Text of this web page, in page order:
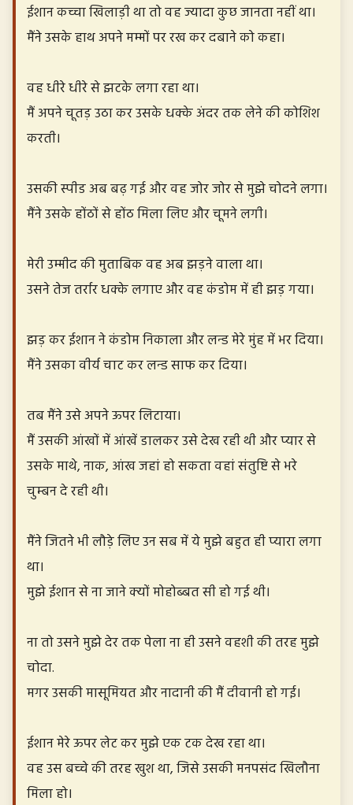
ईशान कच्चा खिलाड़ी था तो वह ज्यादा कुछ जानता नहीं था।
मैंने उसके हाथ अपने मम्मों पर रख कर दबाने को कहा।
वह धीरे धीरे से झटके लगा रहा था।
मैं अपने चूतड़ उठा कर उसके धक्के अंदर तक लेने की कोशिश
करती।
उसकी स्पीड अब बढ़ गई और वह जोर जोर से मुझे चोदने लगा।
मैंने उसके होंठों से होंठ मिला लिए और चूमने लगी।
मेरी उम्मीद की मुताबिक वह अब झड़ने वाला था।
उसने तेज तर्रार धक्के लगाए और वह कंडोम में ही झड़ गया।
झड़ कर ईशान ने कंडोम निकाला और लन्ड मेरे मुंह में भर दिया।
मैंने उसका वीर्य चाट कर लन्ड साफ कर दिया।
तब मैंने उसे अपने ऊपर लिटाया।
मैं उसकी आंखों में आंखें डालकर उसे देख रही थी और प्यार से
उसके माथे, नाक, आंख जहां हो सकता वहां संतुष्टि से भरे
चुम्बन दे रही थी।
मैंने जितने भी लौड़े लिए उन सब में ये मुझे बहुत ही प्यारा लगा
था।
मुझे ईशान से ना जाने क्यों मोहोब्बत सी हो गई थी।
ना तो उसने मुझे देर तक पेला ना ही उसने वहशी की तरह मुझे
चोदा.
मगर उसकी मासूमियत और नादानी की मैं दीवानी हो गई।
ईशान मेरे ऊपर लेट कर मुझे एक टक देख रहा था।
वह उस बच्चे की तरह खुश था, जिसे उसकी मनपसंद खिलौना
मिला हो।